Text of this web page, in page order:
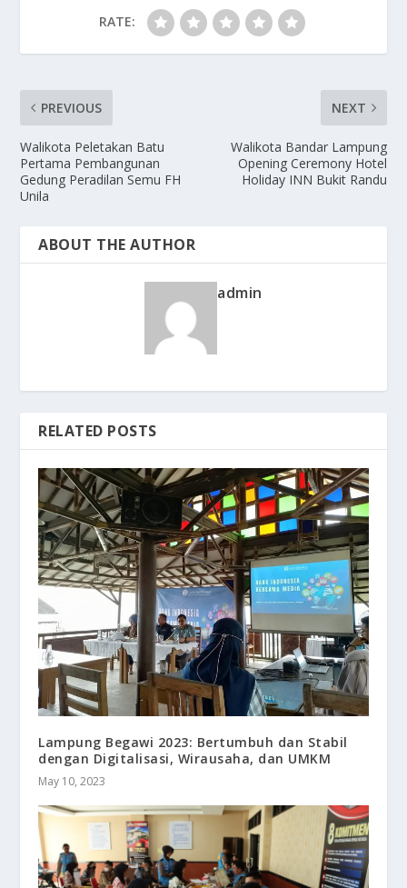
RATE:
PREVIOUS
Walikota Peletakan Batu
Pertama Pembangunan
Gedung Peradilan Semu FH
Unila
NEXT
Walikota Bandar Lampung
Opening Ceremony Hotel
Holiday INN Bukit Randu
ABOUT THE AUTHOR
admin
RELATED POSTS
Lampung Begawi 2023: Bertumbuh dan Stabil
dengan Digitalisasi, Wirausaha, dan UMKM
May 10, 2023